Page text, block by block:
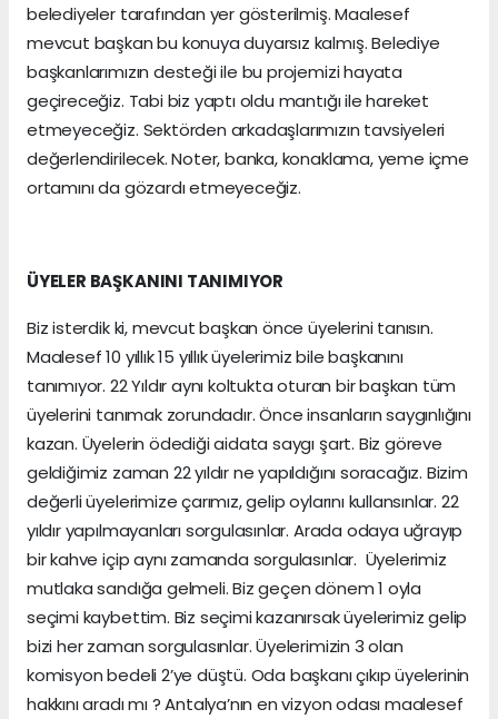
belediyeler tarafından yer gösterilmiş. Maalesef
mevcut başkan bu konuya duyarsız kalmış. Belediye
başkanlarımızın desteği ile bu projemizi hayata
geçireceğiz. Tabi biz yaptı oldu mantığı ile hareket
etmeyeceğiz. Sektörden arkadaşlarımızın tavsiyeleri
değerlendirilecek. Noter, banka, konaklama, yeme içme
ortamını da gözardı etmeyeceğiz.
ÜYELER BAŞKANINI TANIMIYOR
Biz isterdik ki, mevcut başkan önce üyelerini tanısın.
Maalesef 10 yıllık 15 yıllık üyelerimiz bile başkanını
tanımıyor. 22 Yıldır aynı koltukta oturan bir başkan tüm
üyelerini tanımak zorundadır. Önce insanların saygınlığını
kazan. Üyelerin ödediği aidata saygı şart. Biz göreve
geldiğimiz zaman 22 yıldır ne yapıldığını soracağız. Bizim
değerli üyelerimize çarımız, gelip oylarını kullansınlar. 22
yıldır yapılmayanları sorgulasınlar. Arada odaya uğrayıp
bir kahve içip aynı zamanda sorgulasınlar. Üyelerimiz
mutlaka sandığa gelmeli. Biz geçen dönem 1 oyla
seçimi kaybettim. Biz seçimi kazanırsak üyelerimiz gelip
bizi her zaman sorgulasınlar. Üyelerimizin 3 olan
komisyon bedeli 2’ye düştü. Oda başkanı çıkıp üyelerinin
hakkını aradı mı ? Antalya’nın en vizyon odası maalesef